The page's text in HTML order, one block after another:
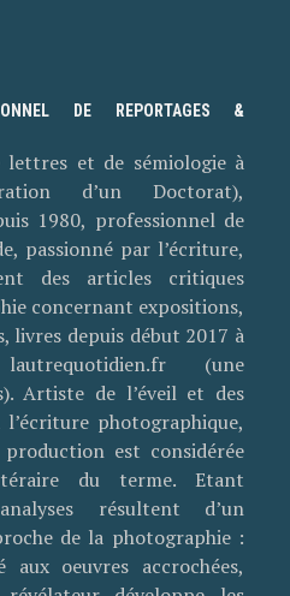
DE REPORTAGES &
lettres et de sémiologie à
d’un Doctorat),
1980, professionnel de
passionné par l’écriture,
des articles critiques
concernant expositions,
livres depuis début 2017 à
(une
Artiste de l’éveil et des
photographique,
est considérée
du terme. Etant
résultent d’un
de la photographie :
aux oeuvres accrochées,